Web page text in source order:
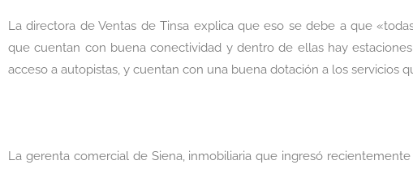
La directora de Ventas de Tinsa explica que eso se debe a que
que cuentan con buena conectividad y dentro de ellas hay
acceso a autopistas, y cuentan con una buena dotación a los servicios
La gerenta comercial de Siena, inmobiliaria que ingresó